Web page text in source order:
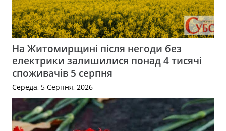
На Житомирщині після негоди без
електрики залишилися понад 4 тисячі
споживачів 5 серпня
Середа, 5 Серпня, 2026